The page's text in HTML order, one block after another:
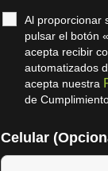
Al proporcionar
pulsar el botón
acepta recibir
automatizados
acepta nuestra
de
Celular